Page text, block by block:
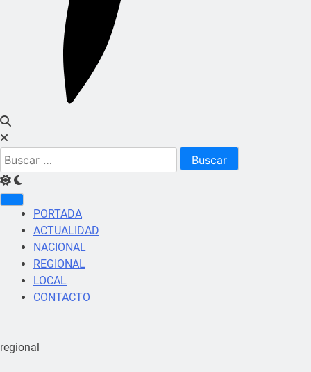
Buscar:
PORTADA
ACTUALIDAD
NACIONAL
REGIONAL
LOCAL
CONTACTO
regional